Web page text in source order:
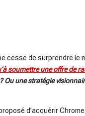
cesse de surprendre le
soumettre une offre de
Ou une stratégie
d’acquérir